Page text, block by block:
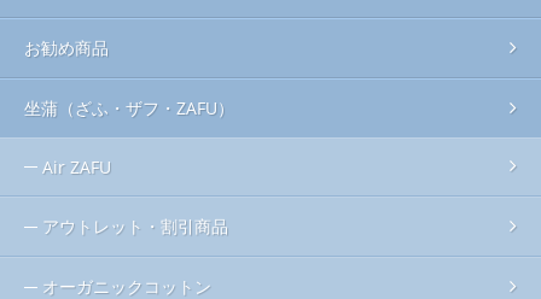
お勧め商品
坐蒲（ざふ・ザフ・ZAFU）
Air ZAFU
アウトレット・割引商品
オーガニックコットン